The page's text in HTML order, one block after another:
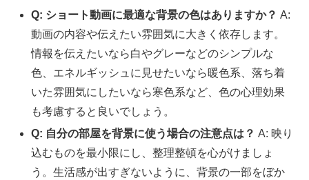
Q: ショート動画に最適な背景の色はありますか？ A:
動画の内容や伝えたい雰囲気に大きく依存します。
情報を伝えたいなら白やグレーなどのシンプルな
色、エネルギッシュに見せたいなら暖色系、落ち着
いた雰囲気にしたいなら寒色系など、色の心理効果
も考慮すると良いでしょう。
Q: 自分の部屋を背景に使う場合の注意点は？ A: 映り
込むものを最小限にし、整理整頓を心がけましょ
う。生活感が出すぎないように、背景の一部をぼか